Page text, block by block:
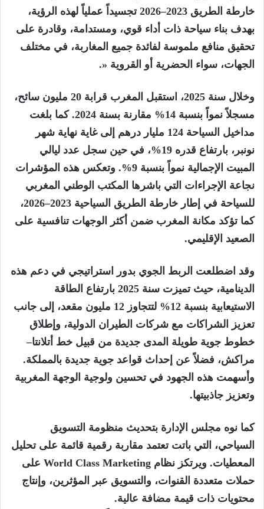
خارطة الطريق 2023
–
2026 تجسيداً عملياً لهذه الرؤية،
بهدف بناء سياحة ذات أداء قوي، ومستدامة، وقادرة على
تحقيق منافع ملموسة لفائدة جميع المغاربة، في مختلف
الجهات، سواء الحضرية أو القروية «.
وخلال سنة 2025، استقبل المغرب قرابة 20 مليون سائح،
مسجلاً نمواً بنسبة 14% مقارنة بسنة 2024. كما بلغت
مداخيل السياحة 124 مليار درهم إلى غاية نهاية شهر
نونبر، بارتفاع قدره 19%، في حين سجل عدد ليالي
المبيت الإجمالية نمواً بنسبة 9%. وتعكس هذه المؤشرات
نجاعة الإجراءات التي باشرها المكتب الوطني المغربي
للسياحة في إطار خارطة الطريق السياحية 2023
–
2026،
كما تؤكد مكانة المغرب ضمن أكثر الوجهات تنافسية على
الصعيد الإقليمي.
وقد اضطلعت الربط الجوي بدور استراتيجي في دعم هذه
الدينامية، حيث تميزت سنة 2025 بارتفاع الطاقة
الاستيعابية بنسبة 12% لتتجاوز 12 مليون مقعد، إلى جانب
تعزيز الشراكات مع شركات الطيران الدولية، وإطلاق
خطوط جوية طويلة المدى جديدة من قبيل خط أتلانتا–
مراكش، فضلاً عن إحداث قواعد جوية جديدة بالمملكة.
وأسهمت هذه الجهود في تحسين ولوجية الوجهة المغربية
وتعزيز جاذبيتها.
كما نوه مجلس الإدارة بتحديث منظومة التسويق
السياحي، التي باتت تعتمد مقاربة رقمية قائمة على تحليل
المعطيات. ويرتكز نظام World Class Marketing على
حملات متعددة القنوات، والتسويق عبر المؤثرين، وإنتاج
محتويات ذات قيمة مضافة عالية.